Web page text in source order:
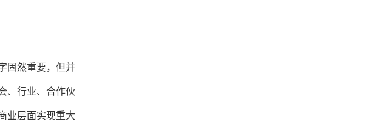
固然重要，但并
、行业、合作伙
业层面实现重大